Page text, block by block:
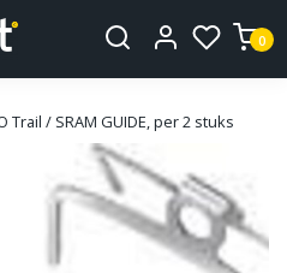
0
/ SRAM GUIDE, per 2 stuks